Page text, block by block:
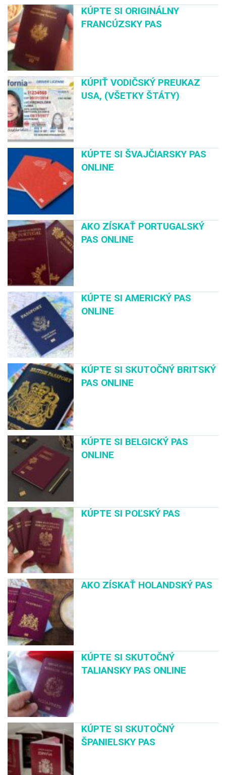
KÚPTE SI ORIGINÁLNY
FRANCÚZSKY PAS
KÚPIŤ VODIČSKÝ PREUKAZ
USA, (VŠETKY ŠTÁTY)
KÚPTE SI ŠVAJČIARSKY PAS
ONLINE
AKO ZÍSKAŤ PORTUGALSKÝ
PAS ONLINE
KÚPTE SI AMERICKÝ PAS
ONLINE
KÚPTE SI SKUTOČNÝ BRITSKÝ
PAS ONLINE
KÚPTE SI BELGICKÝ PAS
ONLINE
KÚPTE SI POĽSKÝ PAS
AKO ZÍSKAŤ HOLANDSKÝ PAS
KÚPTE SI SKUTOČNÝ
TALIANSKY PAS ONLINE
KÚPTE SI SKUTOČNÝ
ŠPANIELSKY PAS